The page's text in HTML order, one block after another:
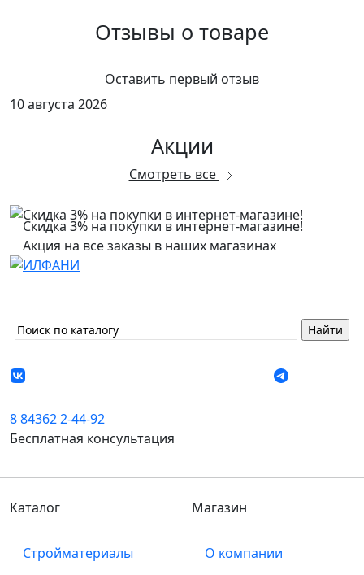
Отзывы о товаре
Оставить первый отзыв
10 августа 2026
Акции
Смотреть все
Скидка 3% на покупки в интернет-магазине!
Акция на все заказы в наших магазинах
8 84362 2-44-92
Бесплатная консультация
Каталог
Стройматериалы
Магазин
О компании